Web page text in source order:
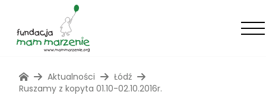
Aktualności
Łódź
Ruszamy z kopyta 01.10-02.10.2016r.